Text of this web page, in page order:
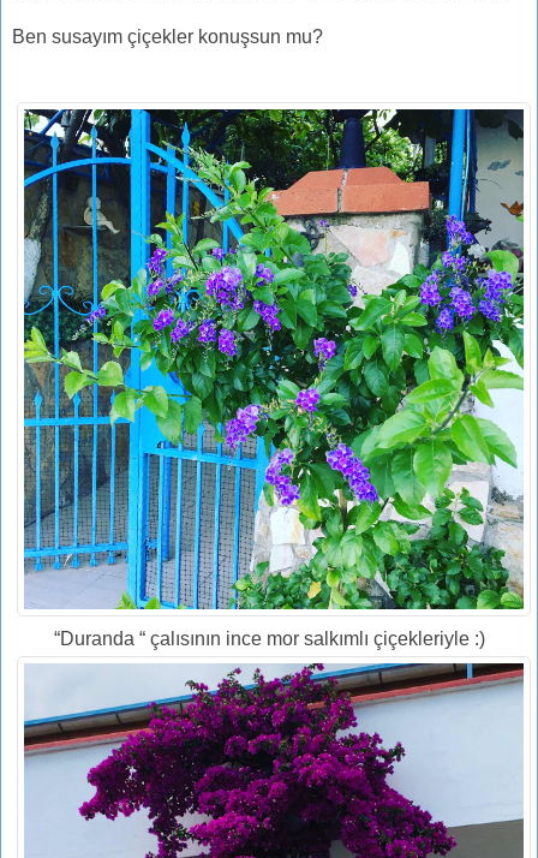
Ben susayım çiçekler konuşsun mu?
“Duranda “ çalısının ince mor salkımlı çiçekleriyle :)